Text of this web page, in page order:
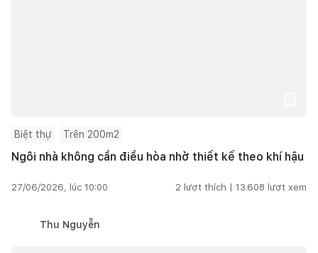
Biệt thự Trên 200m2
Ngôi nhà không cần điều hòa nhờ thiết kế theo khí hậu
27/06/2026, lúc 10:00 2 lượt thích | 13.608 lượt xem
Thu Nguyễn